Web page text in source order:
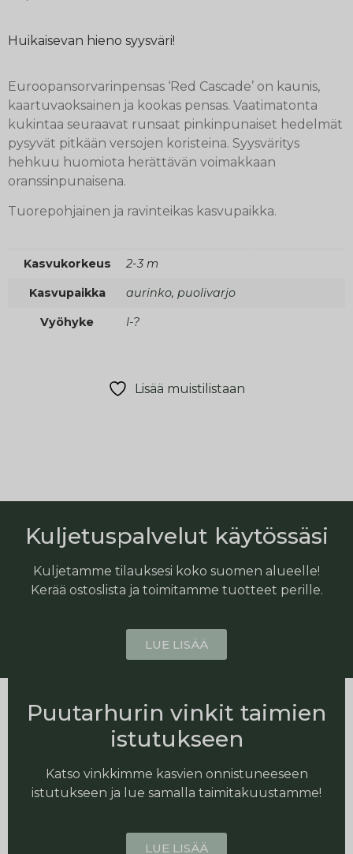
Huikaisevan hieno syysväri!
Euroopansorvarinpensas ‘Red Cascade’ on kaunis,
kaartuvaoksainen ja kookas pensas. Vaatimatonta
kukintaa seuraavat runsaat pinkinpunaiset hedelmät
pysyvät pitkään versojen koristeina. Syysväritys
hehkuu huomiota herättävän voimakkaan
oranssinpunaisena.
Tuorepohjainen ja ravinteikas kasvupaikka.
Kasvukorkeus 2-3 m
Kasvupaikka aurinko, puolivarjo
Vyöhyke I-?
Lisää muistilistaan
Kuljetuspalvelut käytössäsi
Kuljetamme tilauksesi koko suomen alueelle!
Kerää ostoslista ja toimitamme tuotteet perille.
LUE LISÄÄ
Puutarhurin vinkit taimien
istutukseen
Katso vinkkimme kasvien onnistuneeseen
istutukseen ja lue samalla taimitakuustamme!
LUE LISÄÄ